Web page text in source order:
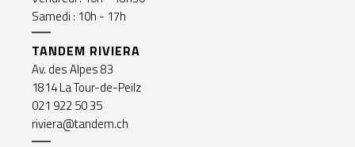
Samedi : 10h - 17h
TANDEM RIVIERA
Av. des Alpes 83
1814 La Tour-de-Peilz
021 922 50 35
riviera@tandem.ch